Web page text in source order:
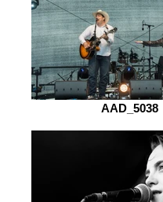
AAD_5038